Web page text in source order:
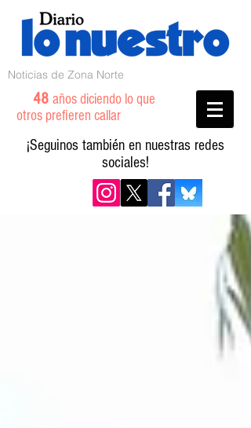
Noticias de Zona Norte
48 años diciendo lo que
otros prefieren callar
¡Seguinos también en nuestras redes
sociales!